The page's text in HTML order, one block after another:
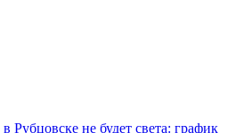
в Рубцовске не будет света: график